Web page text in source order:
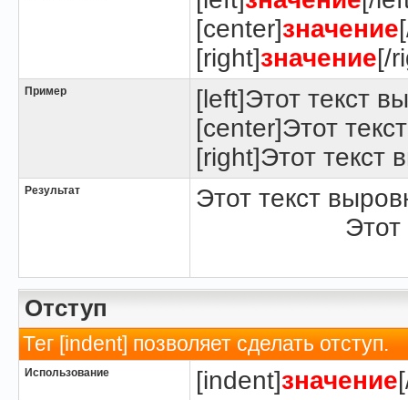
[center]значение
[right]значение[/
Пример
[left]Этот текст
[center]Этот
[right]Этот текст
Результат
Этот текст
Этот
Отступ
Тег [indent] позволяет сделать отступ.
Использование [indent]значение